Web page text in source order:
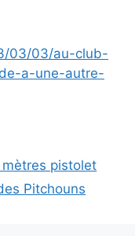
03/03/au-club-
a-une-autre-
pistolet
Pitchouns